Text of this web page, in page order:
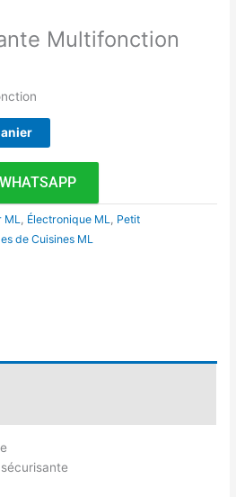
Multifonction
ML, Électronique ML, Petit
de Cuisines ML